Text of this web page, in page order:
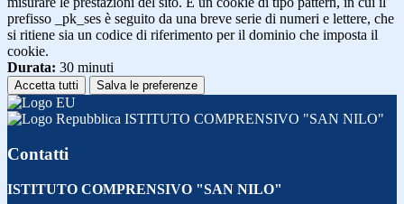
prefisso _pk_ses è seguito da una breve serie di numeri e lettere, che
si ritiene sia un codice di riferimento per il dominio che imposta il
cookie.
Durata: 30 minuti
Accetta tutti Salva le preferenze
ISTITUTO COMPRENSIVO "SAN NILO"
Contatti
ISTITUTO COMPRENSIVO "SAN NILO"